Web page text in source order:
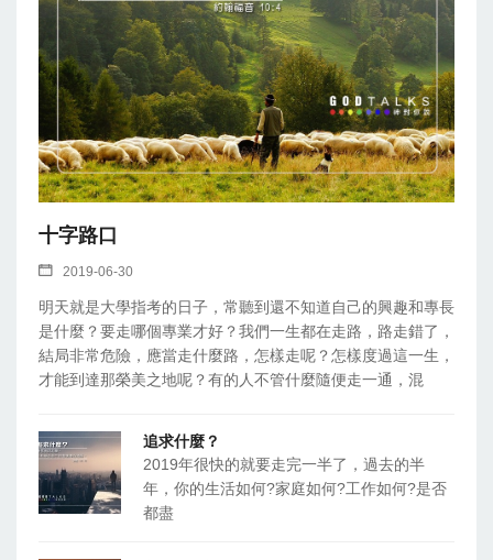
十字路口
2019-06-30
明天就是大學指考的日子，常聽到還不知道自己的興趣和專長
是什麼？要走哪個專業才好？我們一生都在走路，路走錯了，
結局非常危險，應當走什麼路，怎樣走呢？怎樣度過這一生，
才能到達那榮美之地呢？有的人不管什麼隨便走一通，混
追求什麼？
2019年很快的就要走完一半了，過去的半
年，你的生活如何?家庭如何?工作如何?是否
都盡